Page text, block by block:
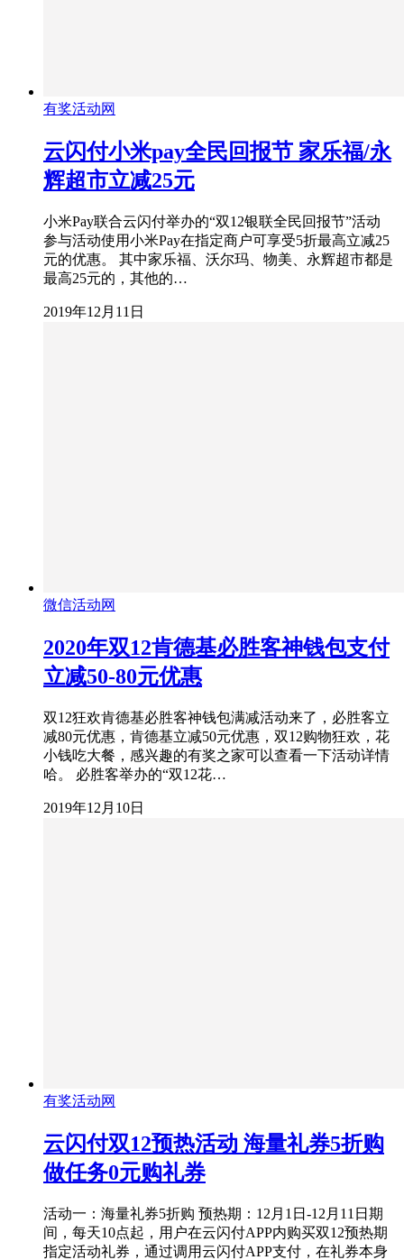
有奖活动网
云闪付小米pay全民回报节 家乐福/永
辉超市立减25元
小米Pay联合云闪付举办的“双12银联全民回报节”活动
参与活动使用小米Pay在指定商户可享受5折最高立减25
元的优惠。 其中家乐福、沃尔玛、物美、永辉超市都是
最高25元的，其他的…
2019年12月11日
微信活动网
2020年双12肯德基必胜客神钱包支付
立减50-80元优惠
双12狂欢肯德基必胜客神钱包满减活动来了，必胜客立
减80元优惠，肯德基立减50元优惠，双12购物狂欢，花
小钱吃大餐，感兴趣的有奖之家可以查看一下活动详情
哈。 必胜客举办的“双12花…
2019年12月10日
有奖活动网
云闪付双12预热活动 海量礼券5折购
做任务0元购礼券
活动一：海量礼券5折购 预热期：12月1日-12月11日期
间，每天10点起，用户在云闪付APP内购买双12预热期
指定活动礼券，通过调用云闪付APP支付，在礼券本身